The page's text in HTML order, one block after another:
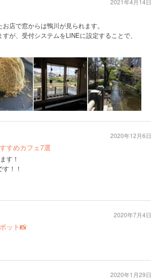
店で窓からは鴨川が見られます。
が、受付システムをLINEに設定することで、
2021年4月14日
すめカフェ7選
す！
！！
2020年12月6日
ット📸
2020年7月4日
2020年1月29日